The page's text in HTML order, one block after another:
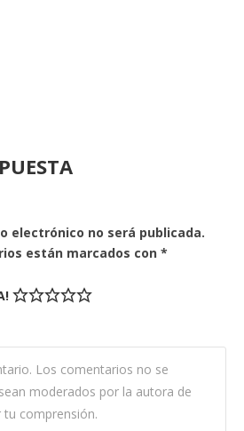
electrónico no será publicada.
están marcados con *